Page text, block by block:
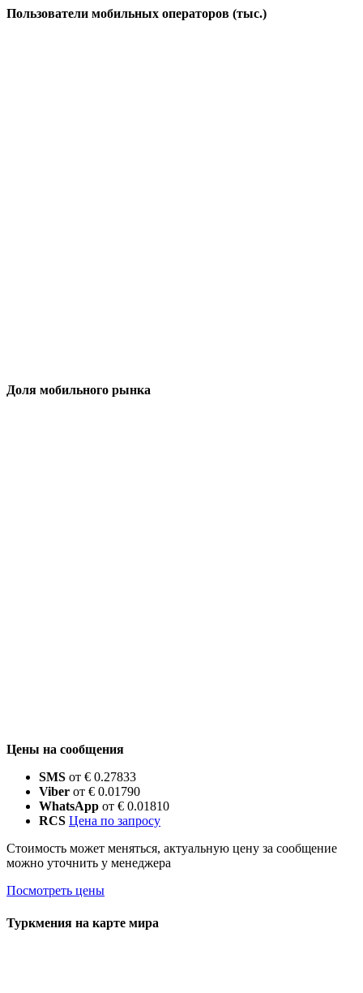
Пользователи мобильных операторов (тыс.)
Доля мобильного рынка
Цены на сообщения
SMS от € 0.27833
Viber от € 0.01790
WhatsApp от € 0.01810
RCS Цена по запросу
Стоимость может меняться, актуальную цену за сообщение
можно уточнить у менеджера
Посмотреть цены
Туркмения на карте мира